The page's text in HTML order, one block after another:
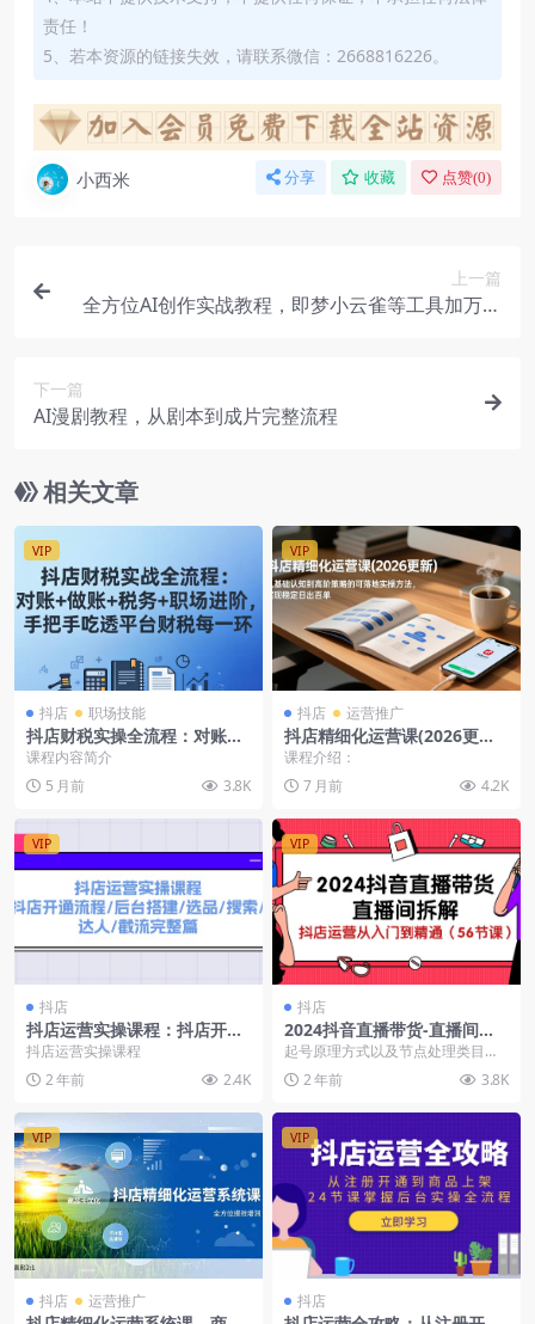
责任！
5、若本资源的链接失效，请联系微信：2668816226。
小西米 分享 收藏 点赞(0)
上一篇
全方位AI创作实战教程，即梦小云雀等工具加万能
下一篇
AI漫剧教程，从剧本到成片完整流程
相关文章
VIP
抖店 职场技能
抖店财税实操全流程：对账
+做账+税务+职场进阶，专为
抖店财税从业者打造
课程内容简介
5 月前
3.8K
VIP
抖店 运营推广
抖店精细化运营课(2026更
新)，从基础认知到高阶策略的
可落地实操方法，实现稳定日
出百单
课程介绍：
7 月前
4.2K
VIP
抖店
抖店运营实操课程：抖店开通
流程/后台搭建/选品/搜索/达
人/截流完整篇
抖店运营实操课程
2 年前
2.4K
VIP
抖店
2024抖音直播带货-直播间拆
解：抖店运营从入门到精通
（56节课）
起号原理方式以及节点处理类目的
选择选品思路付费流量投放原理直
播间进阶玩法课程内容...
2 年前 3.8K
VIP
抖店 运营推广
VIP
抖店